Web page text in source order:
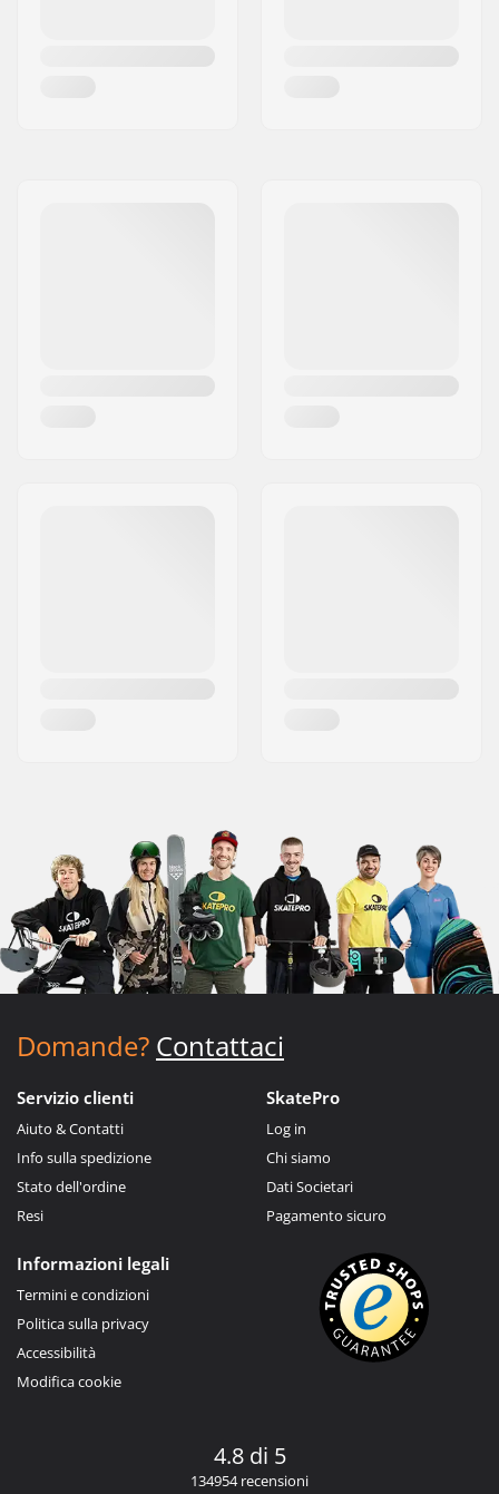
Domande? Contattaci
Servizio clienti
Aiuto & Contatti
Info sulla spedizione
Stato dell'ordine
Resi
SkatePro
Log in
Chi siamo
Dati Societari
Pagamento sicuro
Informazioni legali
Termini e condizioni
Politica sulla privacy
Accessibilità
Modifica cookie
4.8 di 5
134954 recensioni